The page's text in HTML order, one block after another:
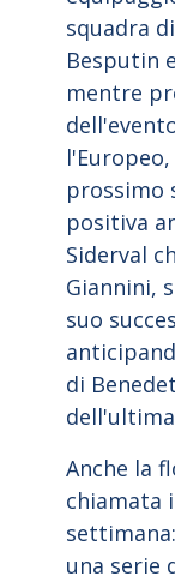
squadra
Besputin
mentre
prossimo
positiva
Siderval
Giannini,
suo
di
Anche la
chiamata
una serie